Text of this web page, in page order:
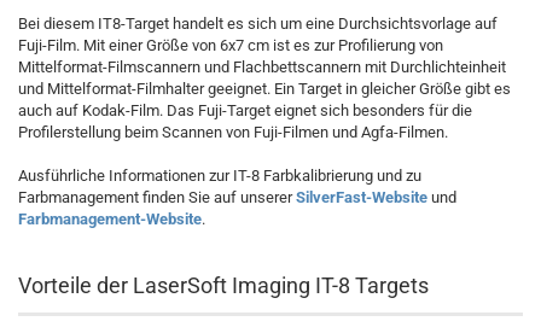
Bei diesem IT8-Target handelt es sich um eine Durchsichtsvorlage auf
Fuji-Film. Mit einer Größe von 6x7 cm ist es zur Profilierung von
Mittelformat-Filmscannern und Flachbettscannern mit Durchlichteinheit
und Mittelformat-Filmhalter geeignet. Ein Target in gleicher Größe gibt es
auch auf Kodak-Film. Das Fuji-Target eignet sich besonders für die
Profilerstellung beim Scannen von Fuji-Filmen und Agfa-Filmen.
Ausführliche Informationen zur IT-8 Farbkalibrierung und zu
Farbmanagement finden Sie auf unsererSilverFast-Website und
Farbmanagement-Website.
Vorteile der LaserSoft Imaging IT-8 Targets